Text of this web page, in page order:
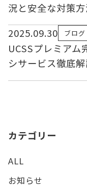
況と安全な対策
2025.09.30
ブログ
UCSSプレミア
シサービス徹底
カテゴリー
ALL
お知らせ